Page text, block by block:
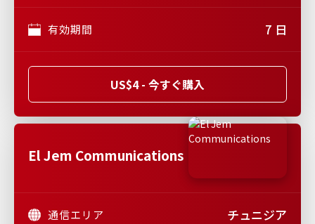
有効期間 7 日
US$4 - 今すぐ購入
El Jem Communications
通信エリア チュニジア